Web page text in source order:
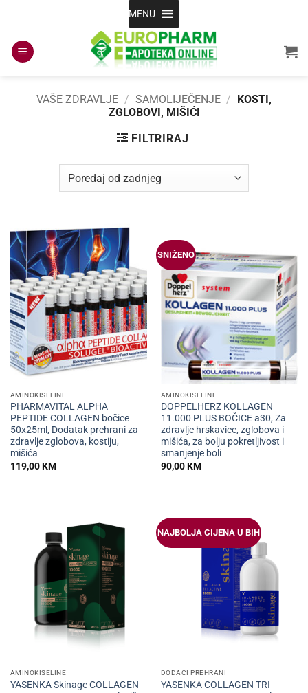
content
MENU
VAŠE ZDRAVLJE / SAMOLIJEČENJE / KOSTI,
ZGLOBOVI, MIŠIĆI
FILTRIRAJ
AMINOKISELINE
PHARMAVITAL ALPHA
PEPTIDE COLLAGEN bočice
50x25ml, Dodatak prehrani za
zdravlje zglobova, kostiju,
mišića
119,00KM
SNIŽENO
AMINOKISELINE
DOPPELHERZ KOLLAGEN
11.000 PLUS BOČICE a30, Za
zdravlje hrskavice, zglobova i
mišića, za bolju pokretljivost i
smanjenje boli
90,00KM
AMINOKISELINE
YASENKA Skinage COLLAGEN
NAJBOLJA CIJENA U BIH
DODACI PREHRANI
YASENKA COLLAGEN TRI